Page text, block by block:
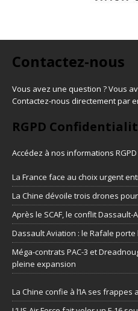
Contactez-nous
Vous avez une question ? Vous
Contactez-nous directement par
RGPD
Accédez à nos informations
La France face au choix urgent
La Chine dévoile trois drones
Après le SCAF, le conflit Dassault-
Dassault Aviation : le Rafale
Méga-contrats PAC-3 et
pleine expansion
La Chine confie à l’IA ses